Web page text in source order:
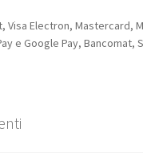
Visa Electron, Mastercard,
e Google Pay, Bancomat,